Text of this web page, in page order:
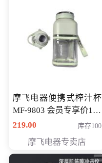
摩飞电器便携式榨汁杯
MF-9803 会员专享价138
元
219.00 库存100
摩飞电器专卖店